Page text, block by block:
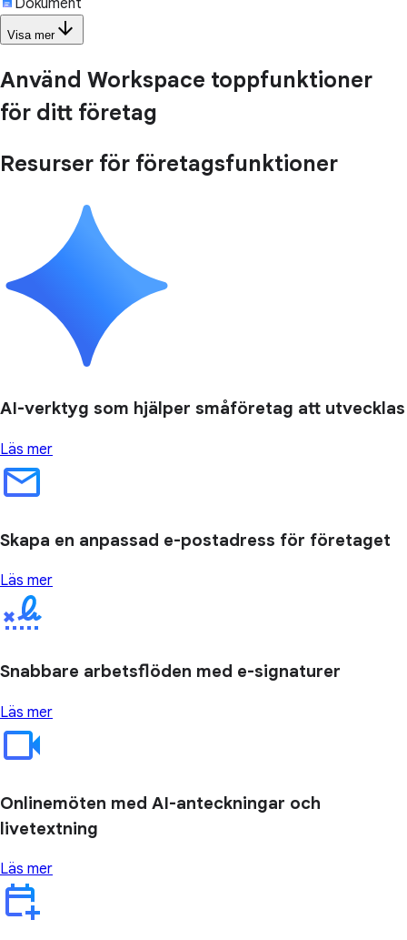
Visa merarrow_downward
Använd Workspace toppfunktioner
för ditt företag
Resurser för företagsfunktioner
AI-verktyg som hjälper småföretag att utvecklas
Läs mer
Skapa en anpassad e-postadress för företaget
Läs mer
Snabbare arbetsflöden med e-signaturer
Läs mer
Onlinemöten med AI-anteckningar och
livetextning
Läs mer